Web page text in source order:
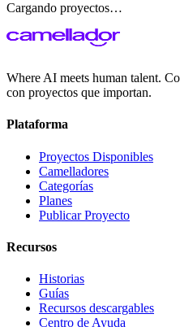
Cargando proyectos…
Where AI meets human talent.
con proyectos que importan.
Plataforma
Proyectos Disponibles
Camelladores
Categorías
Planes
Publicar Proyecto
Recursos
Historias
Guías
Recursos descargables
Centro de Ayuda